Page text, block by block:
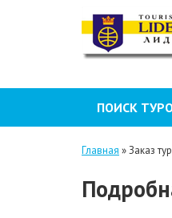
ПОИСК
Главная »Заказ